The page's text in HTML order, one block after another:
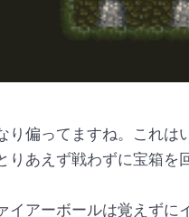
り偏ってますね。これは
りあえず戦わずに宝箱を
イアーボールは覚えずに